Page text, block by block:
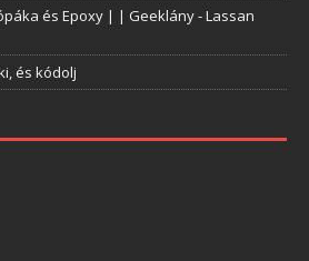
és Epoxy | | Geeklány-Lassan
és kódolj